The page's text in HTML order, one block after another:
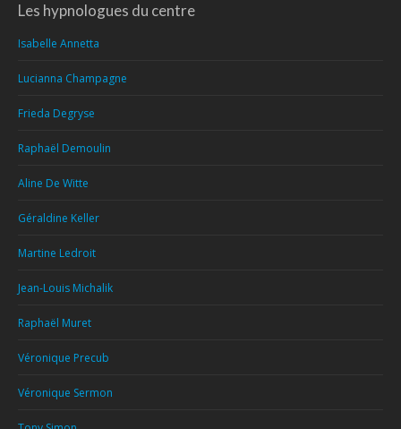
Les hypnologues du centre
Isabelle Annetta
Lucianna Champagne
Frieda Degryse
Raphaël Demoulin
Aline De Witte
Géraldine Keller
Martine Ledroit
Jean-Louis Michalik
Raphaël Muret
Véronique Precub
Véronique Sermon